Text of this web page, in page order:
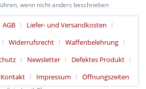
wenn nicht anders beschrieben
AGB
Liefer- und Versandkosten
Widerrufsrecht
Waffenbelehrung
Newsletter
Defektes Produkt
Kontakt Impressum
Öffnungszeiten